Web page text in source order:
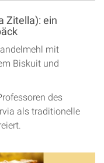
Zitella): ein
mit
Biskuit und
des
als traditionelle